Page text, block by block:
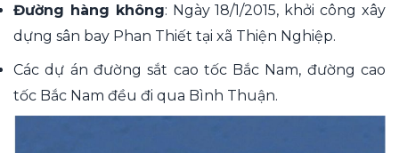
Đường hàng không: Ngày 18/1/2015, khởi công xây
dựng sân bay Phan Thiết tại xã Thiện Nghiệp.
Các dự án đường sắt cao tốc Bắc Nam, đường cao
tốc Bắc Nam đều đi qua Bình Thuận.